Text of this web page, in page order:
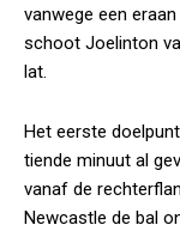
vanwege een
schoot Joelinton
lat.
Het eerste
tiende minuut al
vanaf de
Newcastle de bal